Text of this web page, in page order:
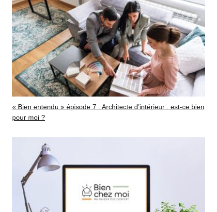
« Bien entendu » épisode 7 : Architecte d’intérieur : est-ce bien
pour moi ?